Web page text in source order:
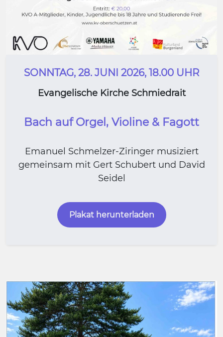
SONNTAG, 28. JUNI 2026, 18.00 UHR
Evangelische Kirche Schmiedrait
Bach auf Orgel, Violine & Fagott
Emanuel Schmelzer-Ziringer musiziert
gemeinsam mit Gert Schubert und David
Seidel
Plakat herunterladen